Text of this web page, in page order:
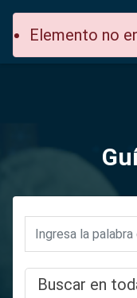
Elemento no
Buscar en